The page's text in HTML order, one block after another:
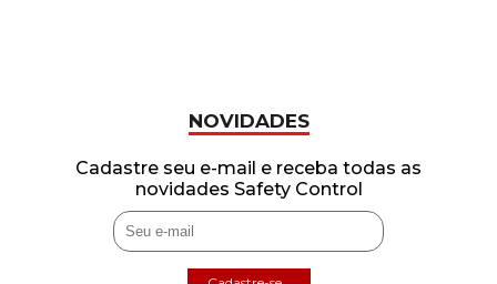
NOVIDADES
Cadastre seu e-mail e receba todas as
novidades Safety Control